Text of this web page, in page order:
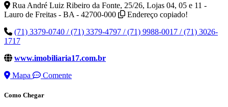
Rua André Luiz Ribeiro da Fonte, 25/26, Lojas 04, 05 e 11 -
Lauro de Freitas - BA - 42700-000
Endereço copiado!
(71) 3379-0740 / (71) 3379-4797 / (71) 9988-0017 / (71) 3026-
1717
www.imobiliaria17.com.br
Mapa
Comente
Como Chegar